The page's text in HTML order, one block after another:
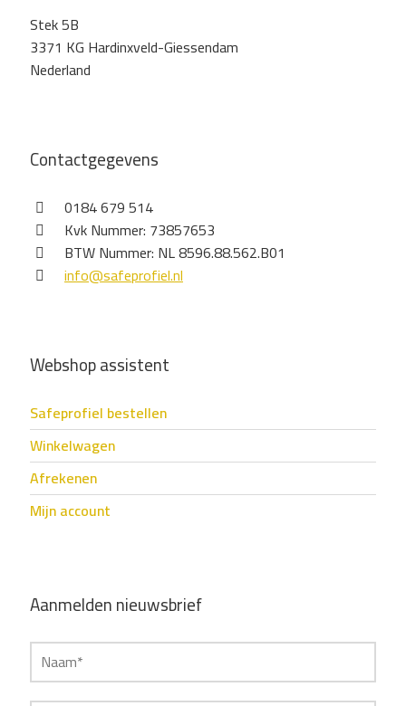
Stek 5B
3371 KG Hardinxveld-Giessendam
Nederland
Contactgegevens
0184 679 514
Kvk Nummer: 73857653
BTW Nummer: NL 8596.88.562.B01
info@safeprofiel.nl
Webshop assistent
Safeprofiel bestellen
Winkelwagen
Afrekenen
Mijn account
Aanmelden nieuwsbrief